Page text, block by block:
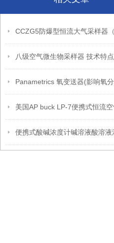
八级空气微生物采样器 技术特点